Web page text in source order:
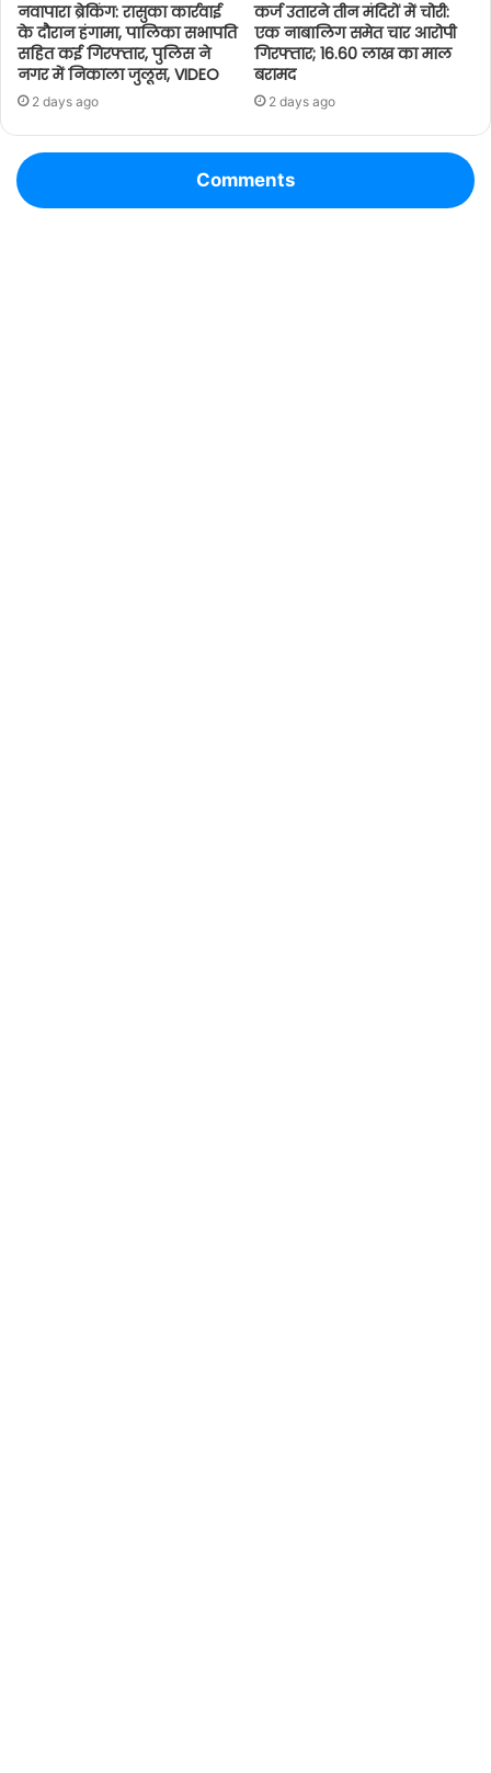
नवापारा ब्रेकिंग: रासुका कार्रवाई
के दौरान हंगामा, पालिका सभापति
सहित कई गिरफ्तार, पुलिस ने
नगर में निकाला जुलूस, VIDEO
2 days ago
कर्ज उतारने तीन मंदिरों में चोरी:
एक नाबालिग समेत चार आरोपी
गिरफ्तार; 16.60 लाख का माल
बरामद
2 days ago
Comments